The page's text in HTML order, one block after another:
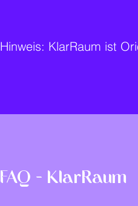
Hinweis: KlarRaum ist
FAQ – KlarRaum